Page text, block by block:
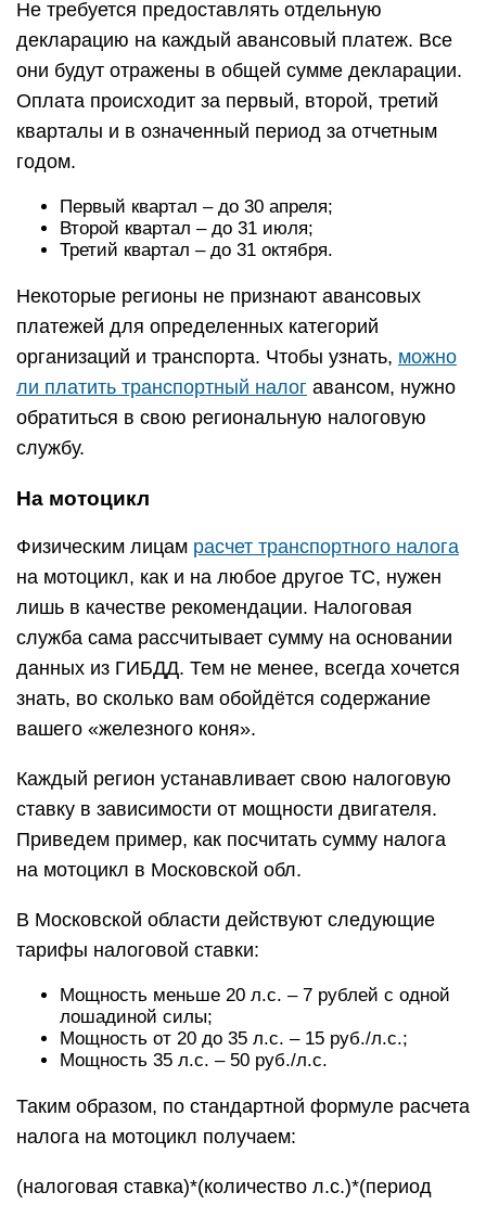
Не требуется предоставлять отдельную
декларацию на каждый авансовый платеж. Все
они будут отражены в общей сумме декларации.
Оплата происходит за первый, второй, третий
кварталы и в означенный период за отчетным
годом.
Первый квартал – до 30 апреля;
Второй квартал – до 31 июля;
Третий квартал – до 31 октября.
Некоторые регионы не признают авансовых
платежей для определенных категорий
организаций и транспорта. Чтобы узнать, можно
ли платить транспортный налог авансом, нужно
обратиться в свою региональную налоговую
службу.
На мотоцикл
Физическим лицам расчет транспортного налога
на мотоцикл, как и на любое другое ТС, нужен
лишь в качестве рекомендации. Налоговая
служба сама рассчитывает сумму на основании
данных из ГИБДД. Тем не менее, всегда хочется
знать, во сколько вам обойдётся содержание
вашего «железного коня».
Каждый регион устанавливает свою налоговую
ставку в зависимости от мощности двигателя.
Приведем пример, как посчитать сумму налога
на мотоцикл в Московской обл.
В Московской области действуют следующие
тарифы налоговой ставки:
Мощность меньше 20 л.с. – 7 рублей с одной
лошадиной силы;
Мощность от 20 до 35 л.с. – 15 руб./л.с.;
Мощность 35 л.с. – 50 руб./л.с.
Таким образом, по стандартной формуле расчета
налога на мотоцикл получаем:
(налоговая ставка)*(количество л.с.)*(период